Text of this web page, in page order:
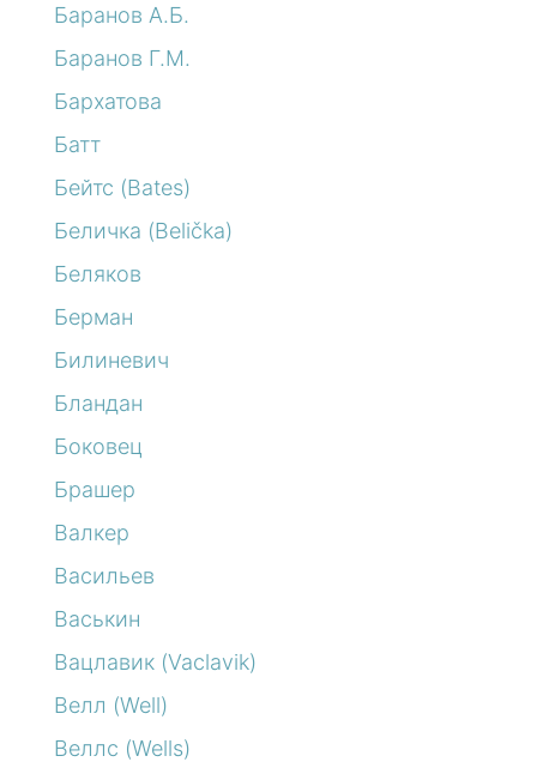
Баранов А.Б.
Баранов Г.М.
Бархатова
Батт
Бейтс (Bates)
Беличка (Belička)
Беляков
Берман
Билиневич
Бландан
Боковец
Брашер
Валкер
Васильев
Васькин
Вацлавик (Vaclavik)
Велл (Well)
Веллс (Wells)